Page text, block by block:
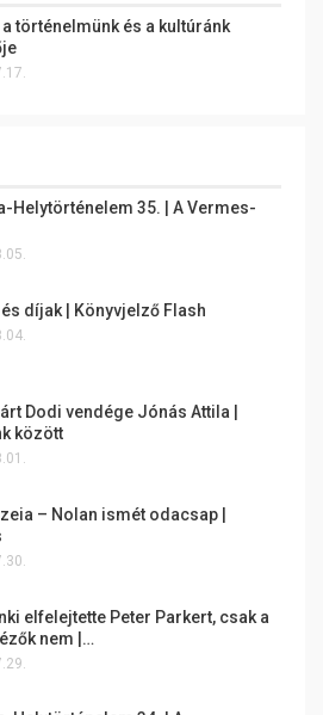
a történelmünk és a kultúránk
Helytörténelem 35. | A Vermes-
díjak | Könyvjelző Flash
Dodi vendége Jónás Attila |
között
– Nolan ismét odacsap |
elfelejtette Peter Parkert, csak a
nem |…